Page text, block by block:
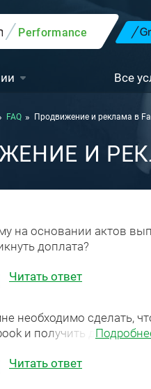
Performance
Все
FAQ Продвижение и реклама в
И
на основании актов
доплата?
Читать ответ
необходимо сделать,
и получить д
Читать ответ